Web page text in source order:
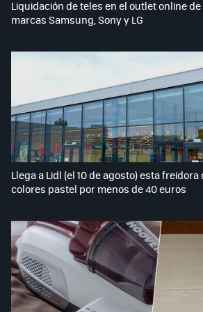
Liquidación de teles en el outlet online
marcas Samsung, Sony y LG
Llega a Lidl (el 10 de agosto) esta
colores pastel por menos de 40 euros